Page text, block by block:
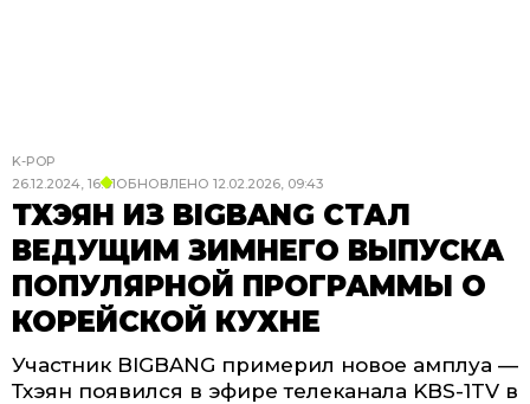
K-POP
26.12.2024, 16:01ОБНОВЛЕНО 12.02.2026, 09:43
ТХЭЯН ИЗ BIGBANG СТАЛ
ВЕДУЩИМ ЗИМНЕГО ВЫПУСКА
ПОПУЛЯРНОЙ ПРОГРАММЫ О
КОРЕЙСКОЙ КУХНЕ
Участник BIGBANG примерил новое амплуа —
Тхэян появился в эфире телеканала KBS-1TV в